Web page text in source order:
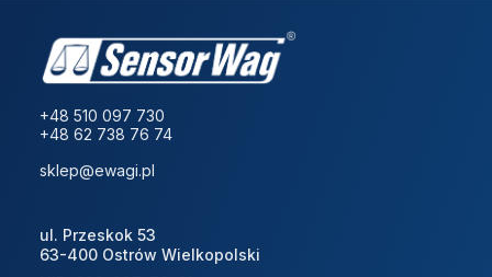
+48 510 097 730
+48 62 738 76 74
sklep@ewagi.pl
ul. Przeskok 53
63-400 Ostrów Wielkopolski